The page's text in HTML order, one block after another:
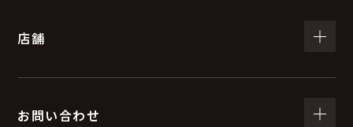
店舗
お問い合わせ